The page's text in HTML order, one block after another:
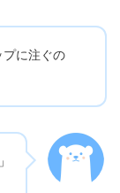
プに注ぐの